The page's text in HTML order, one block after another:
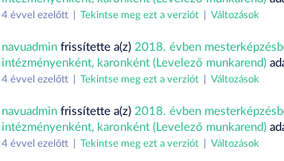
4 évvel ezelőtt | Tekintse meg ezt a verziót Változások
navuadmin frissítette a(z) 2018. évben
intézményenként, karonként (Levelező munkarend)
4 évvel ezelőtt | Tekintse meg ezt a verziót Változások
navuadmin frissítette a(z) 2018. évben
intézményenként, karonként (Levelező munkarend)
4 évvel ezelőtt | Tekintse meg ezt a verziót Változások